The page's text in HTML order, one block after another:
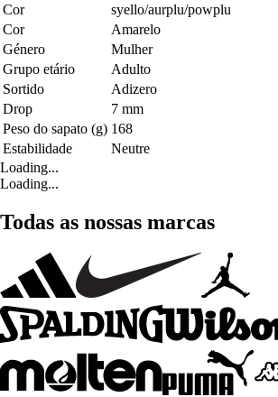
Cor
syello/aurplu/powplu
Cor
Amarelo
Género
Mulher
Grupo etário
Adulto
Sortido
Adizero
Drop
7 mm
Peso do sapato (g) 168
Estabilidade
Neutre
Loading...
Loading...
Todas as nossas marcas